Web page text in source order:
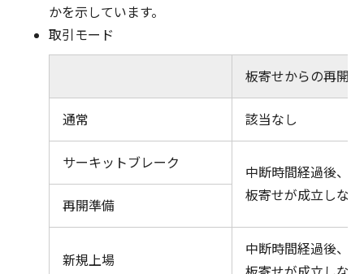
かを示しています。
取引モード
板寄せからの再開
通常 該当なし
サーキットブレーク
中断時間経過後、
板寄せが成立しな
再開準備
新規上場
中断時間経過後、